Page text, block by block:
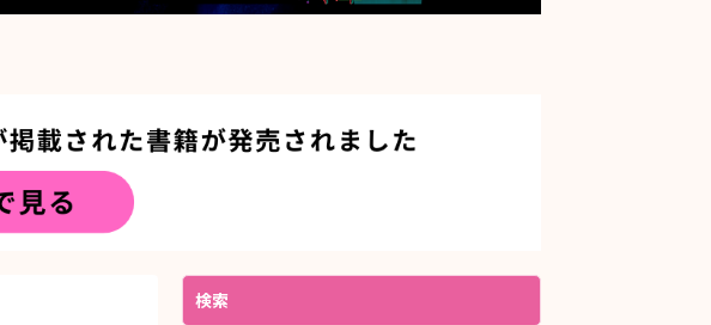
検索